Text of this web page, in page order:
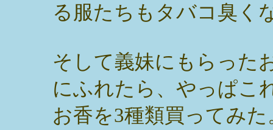
る服たちもタバコ臭く
そして義妹にもらった
にふれたら、やっぱこ
お香を3種類買ってみ